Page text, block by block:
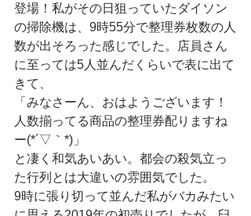
登場！私がその日狙っていたダイソン
の掃除機は、9時55分で整理券枚数の人
数が出そろった感じでした。店員さん
に至っては5人並んだくらいで表に出て
きて、
「みなさーん、おはようございます！
人数揃ってる商品の整理券配りますね
ー(*´▽｀*)」
と凄く和気あいあい。都会の殺気立っ
た行列とは大違いの雰囲気でした。
9時に張り切って並んだ私がバカみたい